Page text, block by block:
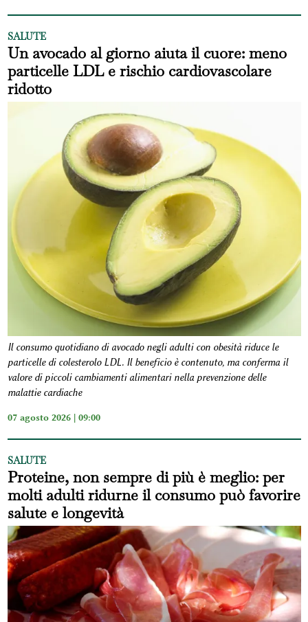
SALUTE
Un avocado al giorno aiuta il cuore: meno
particelle LDL e rischio cardiovascolare
ridotto
Il consumo quotidiano di avocado negli adulti con obesità riduce le
particelle di colesterolo LDL. Il beneficio è contenuto, ma conferma il
valore di piccoli cambiamenti alimentari nella prevenzione delle
malattie cardiache
07 agosto 2026 | 09:00
SALUTE
Proteine, non sempre di più è meglio: per
molti adulti ridurne il consumo può favorire
salute e longevità